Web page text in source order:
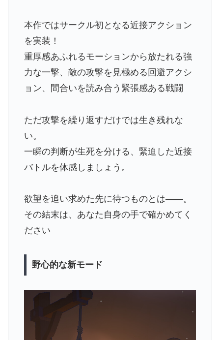
本作ではサークル初となる近接アクション
を実装！
重厚感あふれるモーションから放たれる強
力な一撃、敵の攻撃を見極める回避アクシ
ョン、間合いを読み合う緊張感ある戦闘
ただ攻撃を繰り返すだけでは生き残れな
い。
一瞬の判断が生死を分ける、緊迫した近接
バトルを体感しましょう。
欲望を追い求めた先に待つものとは――。
その結末は、あなた自身の手で確かめてく
ださい
野心的な新モード